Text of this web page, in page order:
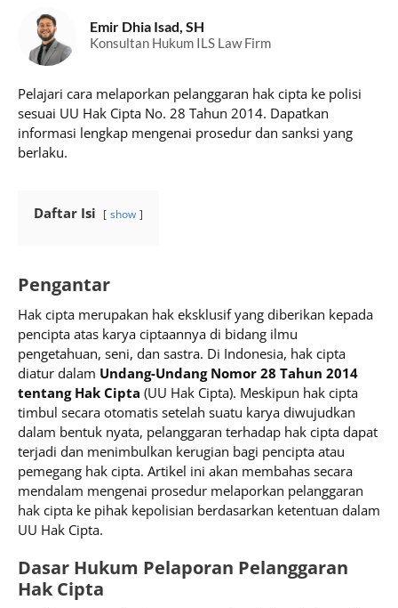
Emir Dhia Isad, SH
Konsultan Hukum ILS Law Firm
Pelajari cara melaporkan pelanggaran hak cipta ke polisi
sesuai UU Hak Cipta No. 28 Tahun 2014. Dapatkan
informasi lengkap mengenai prosedur dan sanksi yang
berlaku.
Daftar Isi show
Pengantar
Hak cipta merupakan hak eksklusif yang diberikan kepada
pencipta atas karya ciptaannya di bidang ilmu
pengetahuan, seni, dan sastra. Di Indonesia, hak cipta
diatur dalam Undang-Undang Nomor 28 Tahun 2014
tentang Hak Cipta (UU Hak Cipta). Meskipun hak cipta
timbul secara otomatis setelah suatu karya diwujudkan
dalam bentuk nyata, pelanggaran terhadap hak cipta dapat
terjadi dan menimbulkan kerugian bagi pencipta atau
pemegang hak cipta. Artikel ini akan membahas secara
mendalam mengenai prosedur melaporkan pelanggaran
hak cipta ke pihak kepolisian berdasarkan ketentuan dalam
UU Hak Cipta.
Dasar Hukum Pelaporan Pelanggaran
Hak Cipta